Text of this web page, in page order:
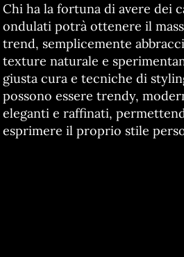
Chi ha la fortuna di avere dei
ondulati potrà ottenere il
trend, semplicemente
texture naturale e
giusta cura e tecniche di
possono essere trendy,
eleganti e raffinati,
esprimere il proprio stile